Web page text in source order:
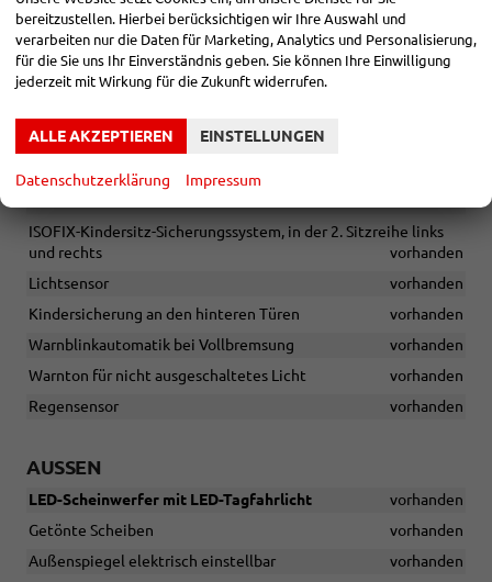
Spurhalteassistent "Lane Assist"
vorhanden
Müdigkeits- und Aufmerksamkeitserkennung
vorhanden
Parksensoren hinten
Geschwindigkeitsbegrenzer
Verkehrszeichenerkennung
eCall - vom Mobiltelefon unabhängiges Notrufsystem
ISOFIX-Kindersitz-Sicherungssystem, in der 2. Sitzreihe links
und rechts
vorhanden
Lichtsensor
vorhanden
Kindersicherung an den hinteren Türen
vorhanden
Warnblinkautomatik bei Vollbremsung
vorhanden
Warnton für nicht ausgeschaltetes Licht
vorhanden
Regensensor
vorhanden
AUSSEN
LED-Scheinwerfer mit LED-Tagfahrlicht
vorhanden
Getönte Scheiben
vorhanden
Außenspiegel elektrisch einstellbar
vorhanden
bereitzustellen. Hierbei berücksichtigen wir Ihre Auswahl und
verarbeiten nur die Daten für Marketing, Analytics und Personalisierung,
für die Sie uns Ihr Einverständnis geben. Sie können Ihre Einwilligung
jederzeit mit Wirkung für die Zukunft widerrufen.
ALLE AKZEPTIEREN EINSTELLUNGEN
Datenschutzerklärung Impressum